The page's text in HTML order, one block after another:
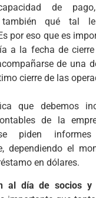
de
también qué tal
por eso que es
a la fecha de
de una
cierre de las
que debemos
de la
piden
dependiendo el
en dólares.
al día de socios y